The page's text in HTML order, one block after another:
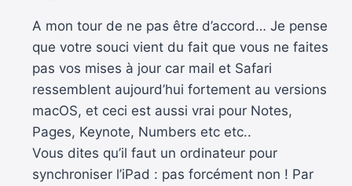
A mon tour de ne pas être d’accord… Je pense
que votre souci vient du fait que vous ne faites
pas vos mises à jour car mail et Safari
ressemblent aujourd’hui fortement au versions
macOS, et ceci est aussi vrai pour Notes,
Pages, Keynote, Numbers etc etc..
Vous dites qu’il faut un ordinateur pour
synchroniser l’iPad : pas forcément non ! Par